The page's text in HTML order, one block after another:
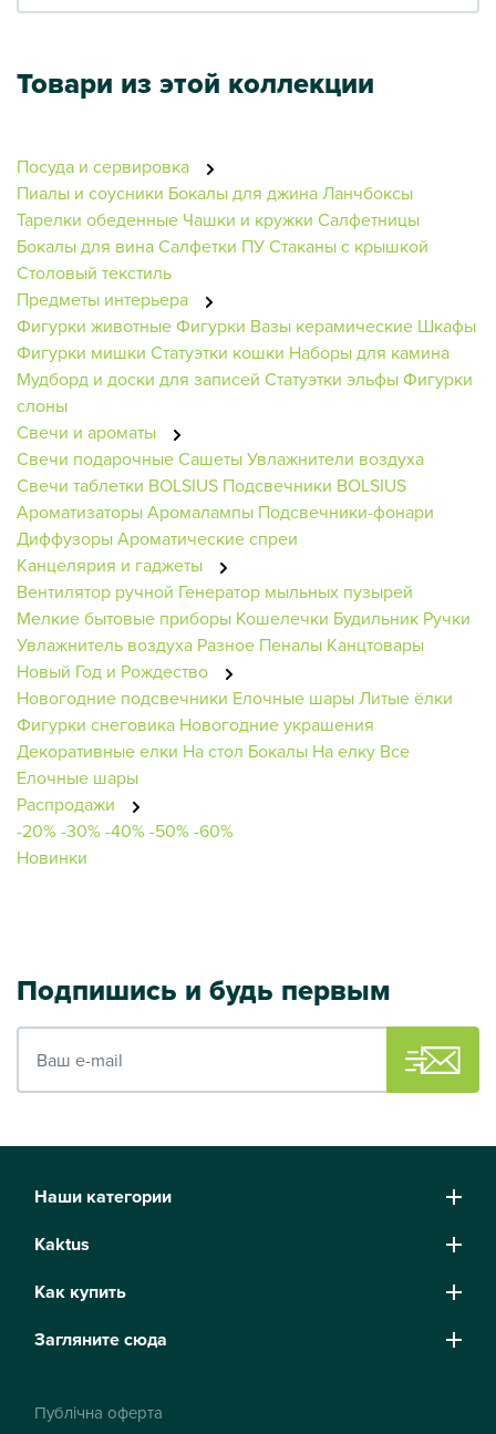
Товари из этой коллекции
Посуда и сервировка
Пиалы и соусники Бокалы для джинаЛанчбоксы
Тарелки обеденные Чашки и кружки Салфетницы
Бокалы для винаСалфетки ПУСтаканы с крышкой
Столовый текстиль
Предметы интерьера
Фигурки животныеФигурки Вазы керамические Шкафы
Фигурки мишки Статуэтки кошки Наборы для камина
Мудборд и доски для записей Статуэтки эльфыФигурки
слоны
Свечи и ароматы
Свечи подарочныеСашетыУвлажнители воздуха
Свечи таблетки BOLSIUS Подсвечники BOLSIUS
АроматизаторыАромалампы Подсвечники-фонари
ДиффузорыАроматические спреи
Канцелярия и гаджеты
Вентилятор ручной Генератор мыльных пузырей
Мелкие бытовые приборы Кошелечки Будильник Ручки
Увлажнитель воздуха Разное Пеналы Канцтовары
Новый Год и Рождество
Новогодние подсвечники Елочные шарыЛитые ёлки
Фигурки снеговика Новогодние украшения
Декоративные елки На стол Бокалы На елку Все
Елочные шары
Распродажи
-20%-30%-40%-50%-60%
Новинки
Подпишись и будь первым
Наши категории
Kaktus
Как купить
Загляните сюда
Публічна оферта